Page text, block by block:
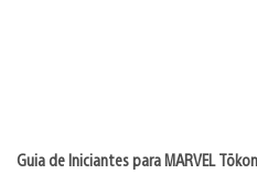
Guia de Iniciantes para MARVEL